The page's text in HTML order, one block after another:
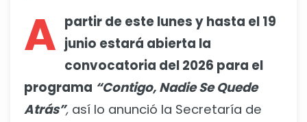
A partir de este lunes y hasta el 19
junio estará abierta la
convocatoria del 2026 para el
programa “Contigo, Nadie Se Quede
Atrás”, así lo anunció la Secretaría de